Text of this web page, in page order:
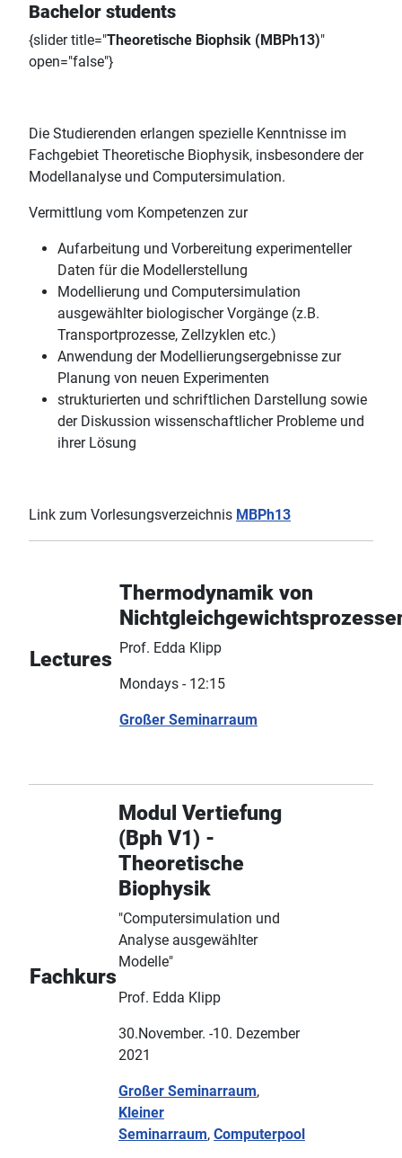
Bachelor students
{slider title="Theoretische Biophsik (MBPh13)"
open="false"}
Die Studierenden erlangen spezielle Kenntnisse im
Fachgebiet Theoretische Biophysik, insbesondere der
Modellanalyse und Computersimulation.
Vermittlung vom Kompetenzen zur
Aufarbeitung und Vorbereitung experimenteller
Daten für die Modellerstellung
Modellierung und Computersimulation
ausgewählter biologischer Vorgänge (z.B.
Transportprozesse, Zellzyklen etc.)
Anwendung der Modellierungsergebnisse zur
Planung von neuen Experimenten
strukturierten und schriftlichen Darstellung sowie
der Diskussion wissenschaftlicher Probleme und
ihrer Lösung
Link zum Vorlesungsverzeichnis MBPh13
Lectures
Thermodynamik von
Prof. Edda Klipp
Mondays - 12:15
Großer Seminarraum
Fachkurs
Modul Vertiefung
(Bph V1) -
Theoretische
Biophysik
"Computersimulation und
Analyse ausgewählter
Modelle"
Prof. Edda Klipp
30.November. -10. Dezember
2021
Großer Seminarraum,
Kleiner
Seminarraum, Computerpool